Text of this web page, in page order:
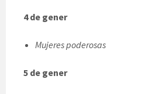
4 de gener
Mujeres poderosas
5 de gener